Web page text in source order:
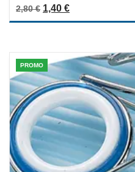
out
of
2,80€ Il prezzo originale
1,40 €Il prezzo
PROMO